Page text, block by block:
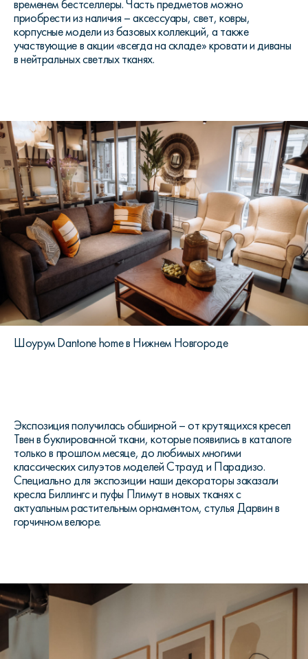
временем бестселлеры. Часть предметов можно
приобрести из наличия – аксессуары, свет, ковры,
корпусные модели из базовых коллекций, а также
участвующие в акции «всегда на складе» кровати и диваны
в нейтральных светлых тканях.
Шоурум Dantone home в Нижнем Новгороде
Экспозиция получилась обширной – от крутящихся кресел
Твен в буклированной ткани, которые появились в каталоге
только в прошлом месяце, до любимых многими
классических силуэтов моделей Страуд и Парадизо.
Специально для экспозиции наши декораторы заказали
кресла Биллингс и пуфы Плимут в новых тканях с
актуальным растительным орнаментом, стулья Дарвин в
горчичном велюре.